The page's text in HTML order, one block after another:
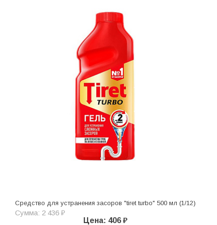
Средство для устранения засоров "tiret turbo" 500 мл (1/12)
Сумма: 2 436 ₽
Цена: 406 ₽